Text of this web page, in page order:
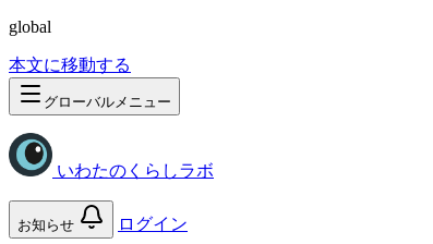
global
本文に移動する
グローバルメニュー
いわたのくらしラボ
お知らせ ログイン